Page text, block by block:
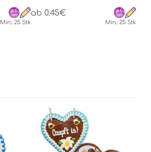
Min.: 25 Stk
ab 0.45€
Min.: 25 Stk